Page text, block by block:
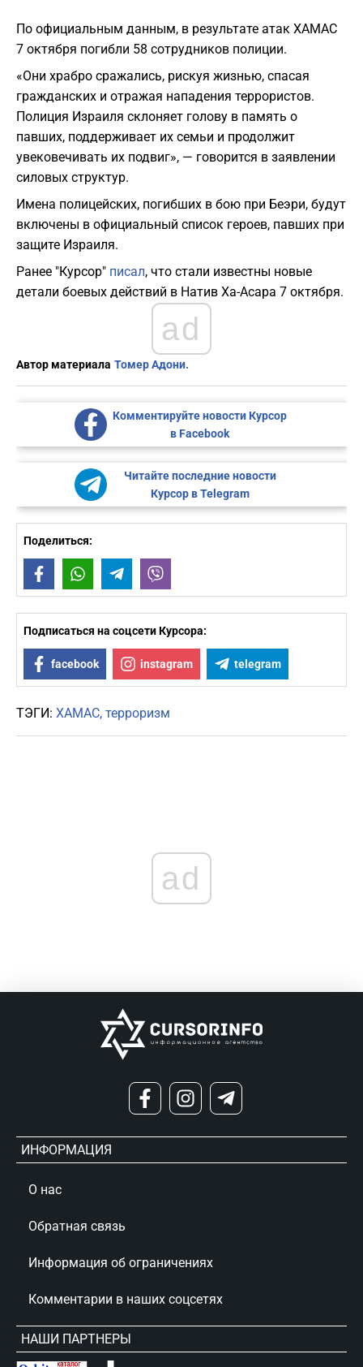
По официальным данным, в результате атак ХАМАС
7 октября погибли 58 сотрудников полиции.
«Они храбро сражались, рискуя жизнью, спасая
гражданских и отражая нападения террористов.
Полиция Израиля склоняет голову в память о
павших, поддерживает их семьи и продолжит
увековечивать их подвиг», — говорится в заявлении
силовых структур.
Имена полицейских, погибших в бою при Беэри, будут
включены в официальный список героев, павших при
защите Израиля.
Ранее "Курсор" писал, что стали известны новые
детали боевых действий в Натив Ха-Асара 7 октября.
ad
Автор материала Томер Адони.
Комментируйте новости Курсор
в Facebook
Читайте последние новости
Курсор в Telegram
Поделиться:
FacebookWhatsAppTelegram
Подписаться на соцсети Курсора:
facebook instagram telegram
ТЭГИ: ХАМАС терроризм
ad
ИНФОРМАЦИЯ
О нас
Обратная связь
Информация об ограничениях
Комментарии в наших соцсетях
НАШИ ПАРТНЕРЫ